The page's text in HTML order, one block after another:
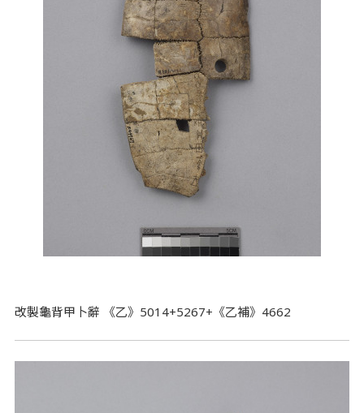
改製龜背甲卜辭 《乙》5014+5267+《乙補》4662